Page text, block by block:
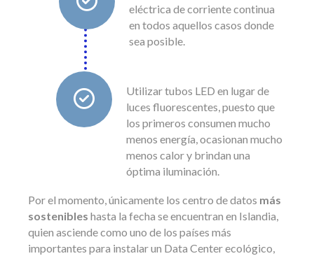
eléctrica de corriente continua
en todos aquellos casos donde
sea posible.
Utilizar tubos LED en lugar de
luces fluorescentes, puesto que
los primeros consumen mucho
menos energía, ocasionan mucho
menos calor y brindan una
óptima iluminación.
Por el momento, únicamente los centro de datos más
sostenibles hasta la fecha se encuentran en Islandia,
quien asciende como uno de los países más
importantes para instalar un Data Center ecológico,